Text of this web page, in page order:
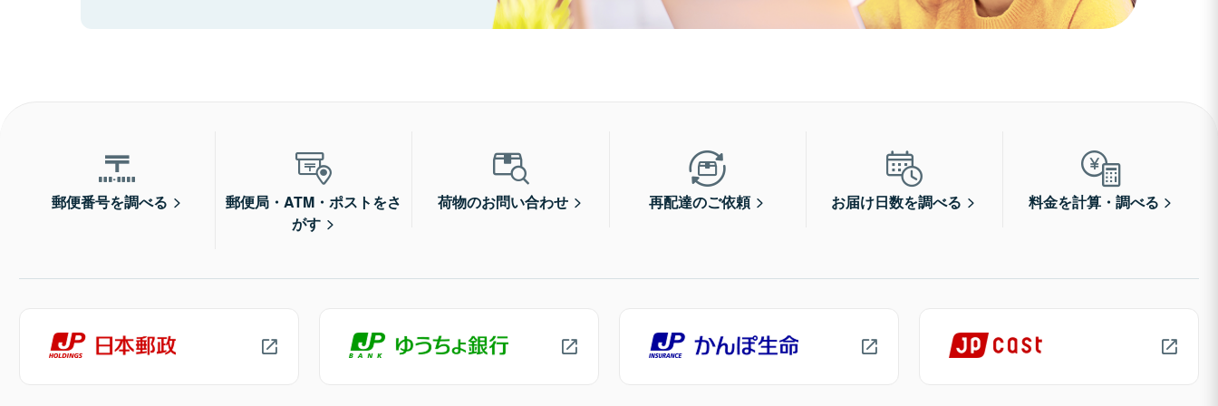
郵便番号を調べる
郵便局・ATM・ポストをさ
がす
荷物のお問い合わせ 再配達のご依頼 お届け日数を調べる 料金を計算・調べる